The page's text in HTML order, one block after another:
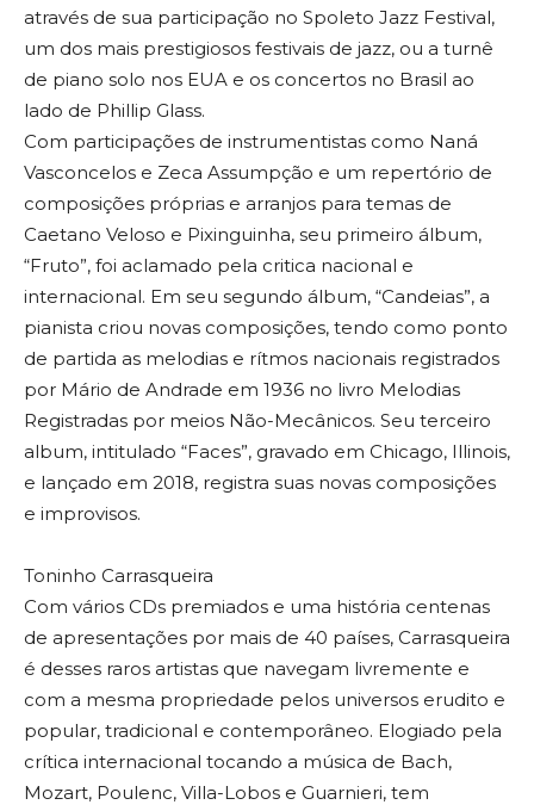
através de sua participação no Spoleto Jazz Festival,
um dos mais prestigiosos festivais de jazz, ou a turnê
de piano solo nos EUA e os concertos no Brasil ao
lado de Phillip Glass.
Com participações de instrumentistas como Naná
Vasconcelos e Zeca Assumpção e um repertório de
composições próprias e arranjos para temas de
Caetano Veloso e Pixinguinha, seu primeiro álbum,
“Fruto”, foi aclamado pela critica nacional e
internacional. Em seu segundo álbum, “Candeias”, a
pianista criou novas composições, tendo como ponto
de partida as melodias e rítmos nacionais registrados
por Mário de Andrade em 1936 no livro Melodias
Registradas por meios Não-Mecânicos. Seu terceiro
album, intitulado “Faces”, gravado em Chicago, Illinois,
e lançado em 2018, registra suas novas composições
e improvisos.
Toninho Carrasqueira
Com vários CDs premiados e uma história centenas
de apresentações por mais de 40 países, Carrasqueira
é desses raros artistas que navegam livremente e
com a mesma propriedade pelos universos erudito e
popular, tradicional e contemporâneo. Elogiado pela
crítica internacional tocando a música de Bach,
Mozart, Poulenc, Villa-Lobos e Guarnieri, tem